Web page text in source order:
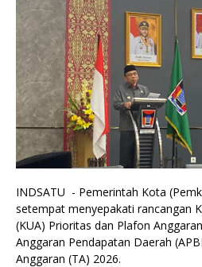
INDSATU - Pemerintah Kota
setempat menyepakati rancangan
(KUA) Prioritas dan Plafon
Anggaran Pendapatan Daerah
Anggaran (TA) 2026.